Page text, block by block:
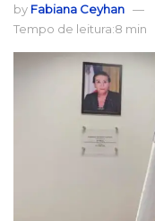
by Fabiana Ceyhan
Tempo de leitura:8 min